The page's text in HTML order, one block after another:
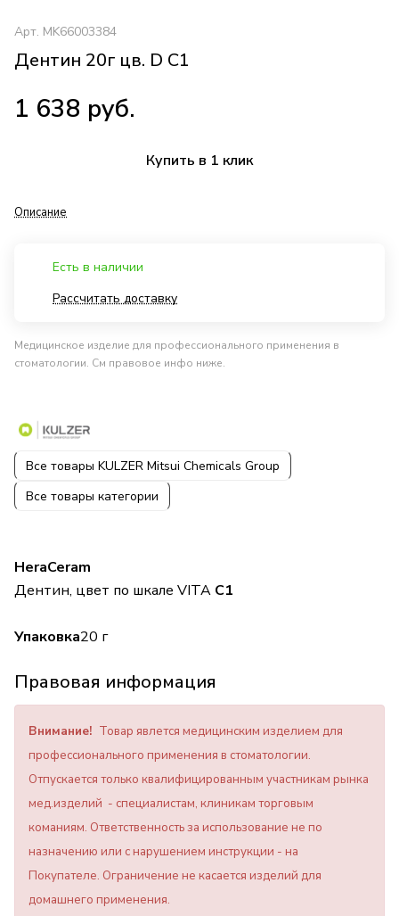
Арт. MK66003384
Дентин 20г цв. D C1
1 638 руб.
Купить в 1 клик
Описание
Есть в наличии
Рассчитать доставку
Медицинское изделие для профессионального применения в
стоматологии. См правовое инфо ниже.
Все товары KULZER Mitsui Chemicals Group
Все товары категории
HeraCeram
Дентин, цвет по шкале VITA C1
Упаковка20 г
Правовая информация
Внимание! Товар явлется медицинским изделием для
профессионального применения в стоматологии.
Отпускается только квалифицированным участникам рынка
мед.изделий - специалистам, клиникам торговым
команиям. Ответственность за использование не по
назначению или с нарушением инструкции - на
Покупателе. Ограничение не касается изделий для
домашнего применения.